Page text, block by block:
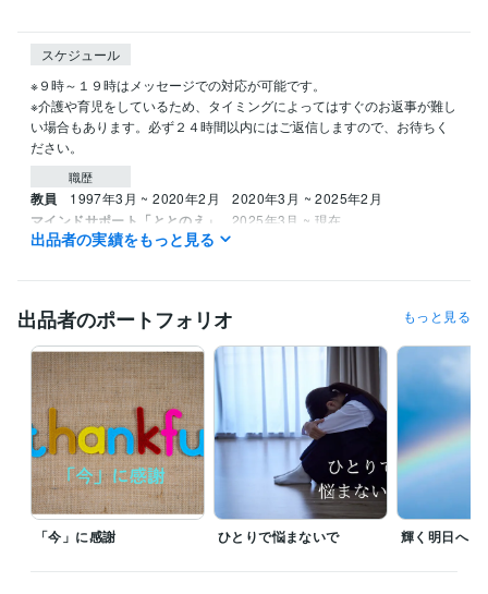
スケジュール
※９時～１９時はメッセージでの対応が可能です。
※介護や育児をしているため、タイミングによってはすぐのお返事が難し
い場合もあります。必ず２４時間以内にはご返信しますので、お待ちく
ださい。
職歴
教員 1997年3月 ~ 2020年2月 2020年3月 ~ 2025年2月
マインドサポート「ととのえ」 2025年3月 ~ 現在
ココナラブログ「知的障害＆自閉スペクトラム症児の子育て」 教師
資格・検定
実用英語技能検定準1級 取得年 : 1995年
日本漢字能力検定準1級 取得年 : 2022年
メンタルケア心理士 取得年 : 2014年
日商簿記検定3級 取得年 : 2024年
情報処理技術者（初級システムアドミニストレータ）
取得年 : 2004
年
秘書技能検定3級 取得年 : 1996年
中学校教諭免許 取得年 : 1996年
高等学校教諭免許 取得年 : 1996年
出品者の実績をもっと見る
出品者のポートフォリオ もっと見る
「今」に感謝 ひとりで悩まないで 輝く明日へ